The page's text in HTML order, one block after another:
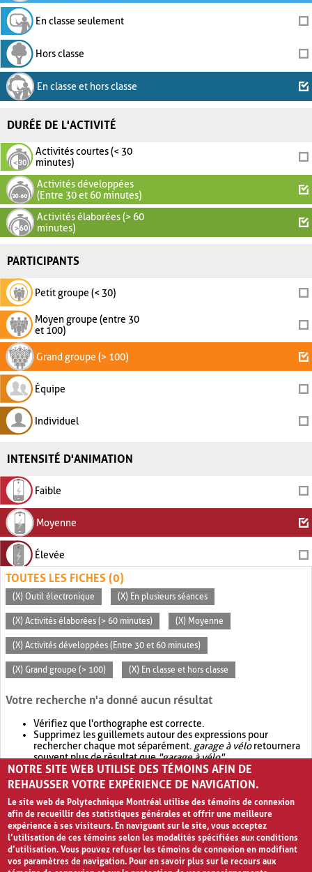
En classe seulement
Hors classe
En classe et hors classe
DURÉE DE L'ACTIVITÉ
Activités courtes (< 30
minutes)
Activités développées
(Entre 30 et 60 minutes)
Activités élaborées (> 60
minutes)
PARTICIPANTS
Petit groupe (< 30)
Moyen groupe (entre 30
et 100)
Grand groupe (> 100)
Équipe
Individuel
INTENSITÉ D'ANIMATION
Faible
Moyenne
Élevée
TOUTES LES FICHES (0)
(X) Outil électronique (X) En plusieurs séances
(X) Activités élaborées (> 60 minutes) (X) Moyenne
(X) Activités développées (Entre 30 et 60 minutes)
(X) Grand groupe (> 100) (X) En classe et hors classe
Votre recherche n'a donné aucun résultat
Vérifiez que l'orthographe est correcte.
Supprimez les guillemets autour des expressions pour
rechercher chaque mot séparément. garage à véloretournera
souvent plus de résultat que"garage à vélo".
Envisagez d'élargir votre recherche avec OR.garage OR vélo
retournera souvent plus de résultat quegarage à vélo
NOTRE SITE WEB UTILISE DES TÉMOINS AFIN DE
REHAUSSER VOTRE EXPÉRIENCE DE NAVIGATION.
Le site web de Polytechnique Montréal utilise des témoins de connexion
afin de recueillir des statistiques générales et offrir une meilleure
expérience à ses visiteurs. En naviguant sur le site, vous acceptez
l’utilisation de ces témoins selon les modalités spécifiées aux conditions
d’utilisation. Vous pouvez refuser les témoins de connexion en modifiant
vos paramètres de navigation. Pour en savoir plus sur le recours aux